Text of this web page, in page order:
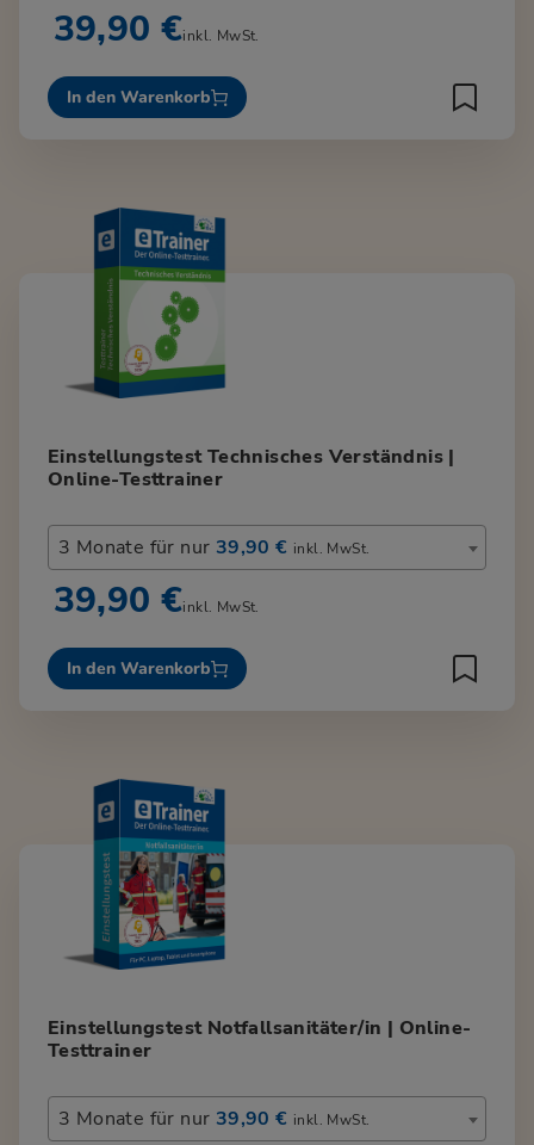
39,90 €inkl. MwSt.
In den Warenkorb
Einstellungstest Technisches Verständnis |
Online-Testtrainer
3 Monate für nur 39,90 € inkl. MwSt.
39,90 €inkl. MwSt.
In den Warenkorb
Einstellungstest Notfallsanitäter/in | Online-
Testtrainer
3 Monate für nur 39,90 € inkl. MwSt.